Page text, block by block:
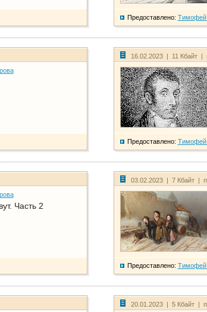
Предоставлено: Тимофей
16.02.2023 | 11 Кбайт |
Предоставлено: Тимофей
Часть 2
03.02.2023 | 7 Кбайт |
Предоставлено: Тимофей
20.01.2023 | 5 Кбайт |